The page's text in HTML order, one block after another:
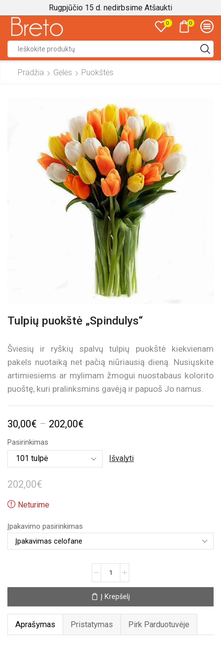
Rugpjūčio 15 d. nedirbsime Atšaukti
0 0
input
Pradžia Gėlės Puokštės
Tulpių puokštė „Spindulys“
Šviesių ir ryškių spalvų tulpių puokštė kiekvienam
pakels nuotaiką net pačią niūriausią dieną. Nusiųskite
artimiesiems ar mylimam žmogui nuostabaus kolorito
puoštę, kuri pralinksmins gavėją ir papuoš Jo namus.
30,00€ – 202,00€
30,00€
through
Pasirinkimas
Išvalyti
202,00€
Neturime
Įpakavimo pasirinkimas
Tulpių
puokštė
Į Krepšelį
Aprašymas Pristatymas Pirk Parduotuvėje